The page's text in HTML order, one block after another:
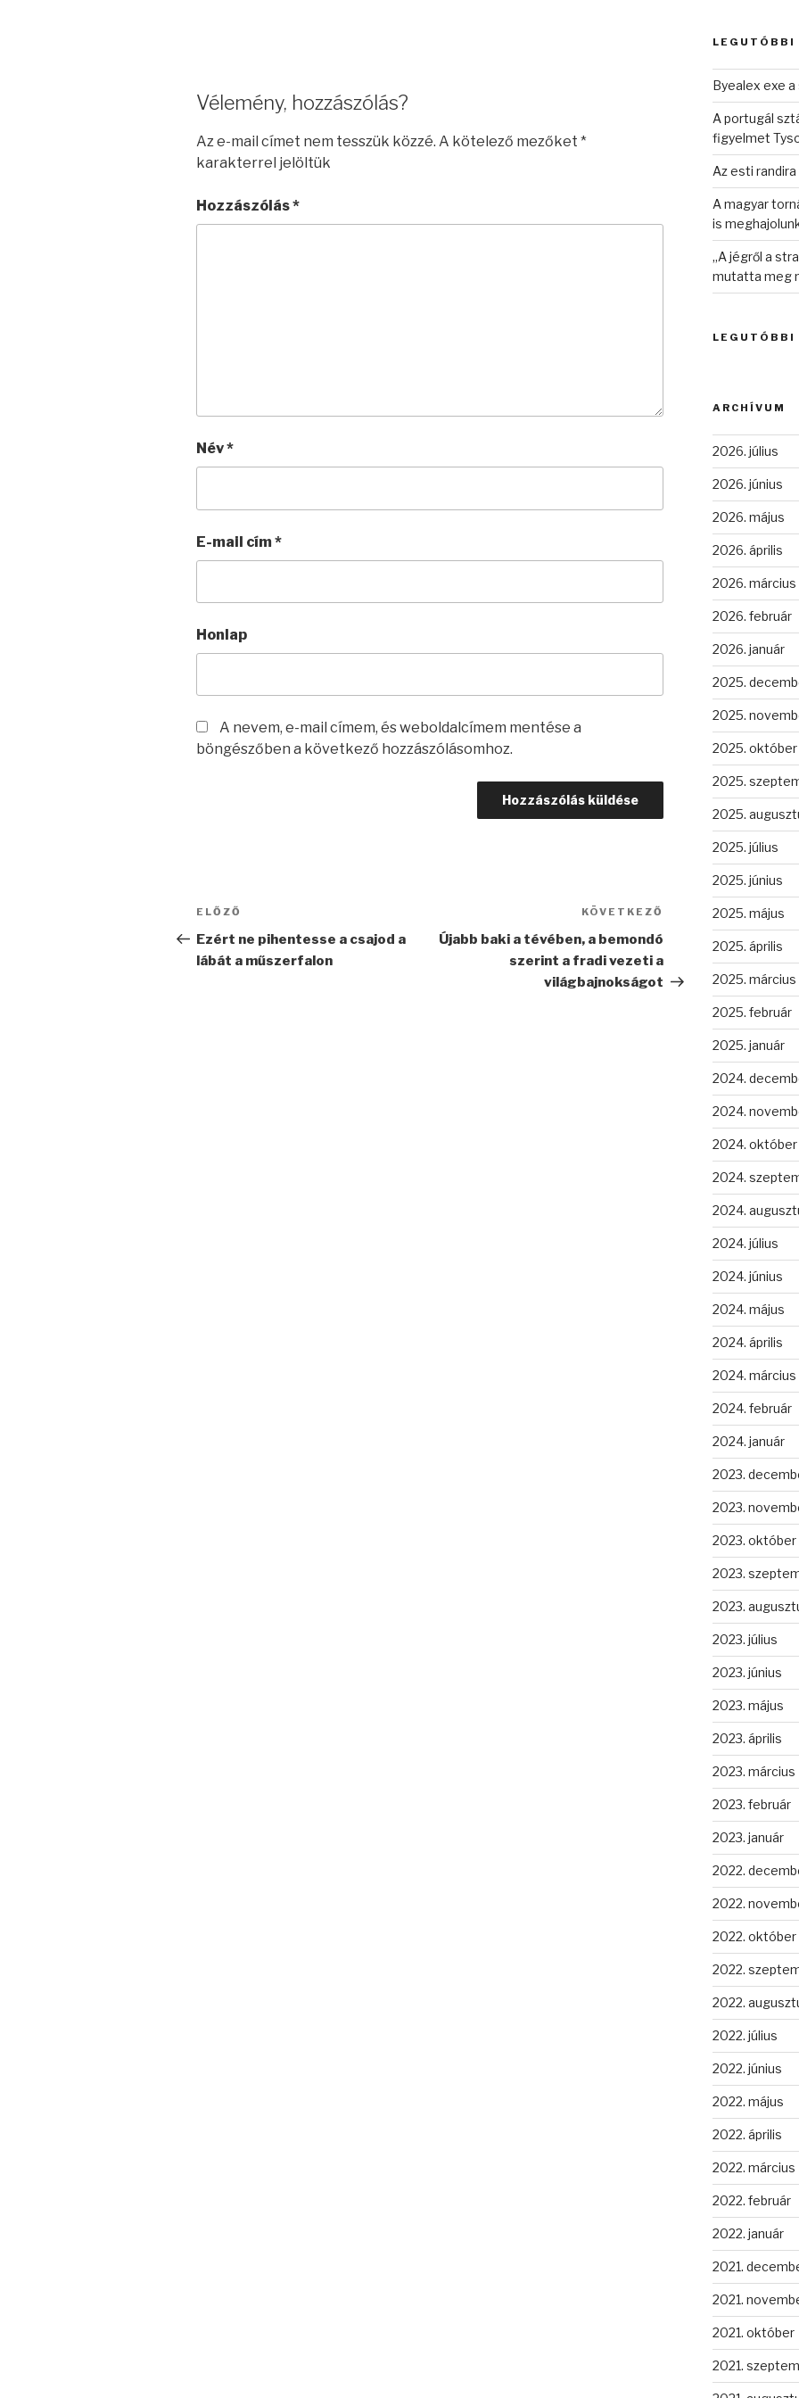
Vélemény, hozzászólás?
Az e-mail címet nem tesszük közzé. A kötelező mezőket *
karakterrel jelöltük
Hozzászólás*
Név*
E-mail cím*
Honlap
A nevem, e-mail címem, és weboldalcímem mentése a
böngészőben a következő hozzászólásomhoz.
Bejegyzés
navigáció
Korábbi
bejegyzés
ELŐZŐ
Ezért ne pihentesse a csajod a
lábát a műszerfalon
Következő
bejegyzés
KÖVETKEZŐ
Újabb baki a tévében, a bemondó
szerint a fradi vezeti a
világbajnokságot
következő
LEGUTÓBBI
Byealex exe
A portugál
figyelmet
Az esti
A magyar
is
„A jégről a
mutatta meg
LEGUTÓBBI
ARCHÍVUM
2026. július
2026. június
2026. május
2026. április
2026. március
2026. február
2026. január
2025.
2025.
2025. október
2025.
2025.
2025. július
2025. június
2025. május
2025. április
2025. március
2025. február
2025. január
2024.
2024.
2024. október
2024.
2024.
2024. július
2024. június
2024. május
2024. április
2024. március
2024. február
2024. január
2023.
2023.
2023. október
2023.
2023.
2023. július
2023. június
2023. május
2023. április
2023. március
2023. február
2023. január
2022.
2022.
2022. október
2022.
2022.
2022. július
2022. június
2022. május
2022. április
2022. március
2022. február
2022. január
2021.
2021.
2021. október
2021.